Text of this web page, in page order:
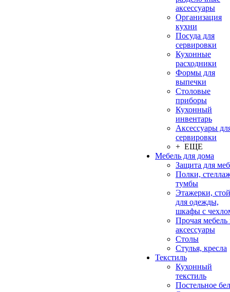
аксессуары
Организация
кухни
Посуда для
сервировки
Кухонные
расходники
Формы для
выпечки
Столовые
приборы
Кухонный
инвентарь
Аксессуары
сервировки
+ ЕЩЕ
Мебель для дома
Защита для
Полки,
тумбы
Этажерки,
для одежды,
шкафы с
Прочая мебель
аксессуары
Столы
Стулья, кресла
Текстиль
Кухонный
текстиль
Постельное